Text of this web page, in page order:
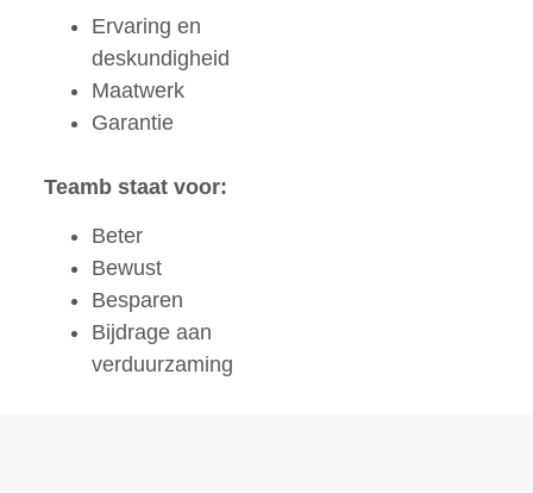
Ervaring en
deskundigheid
Maatwerk
Garantie
Teamb staat voor:
Beter
Bewust
Besparen
Bijdrage aan
verduurzaming